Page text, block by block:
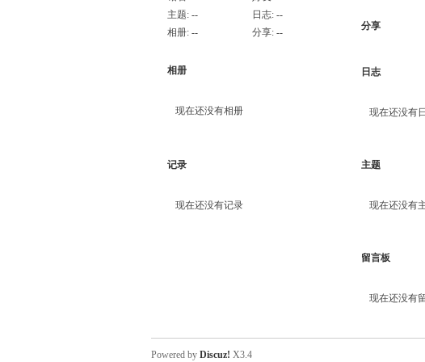
主题: -- 日志: --
相册: -- 分享: --
相册
现在还没有相册
记录
现在还没有记录
分享
日志
现在还没有
主题
现在还没有
留言板
现在还没有
Powered by Discuz! X3.4